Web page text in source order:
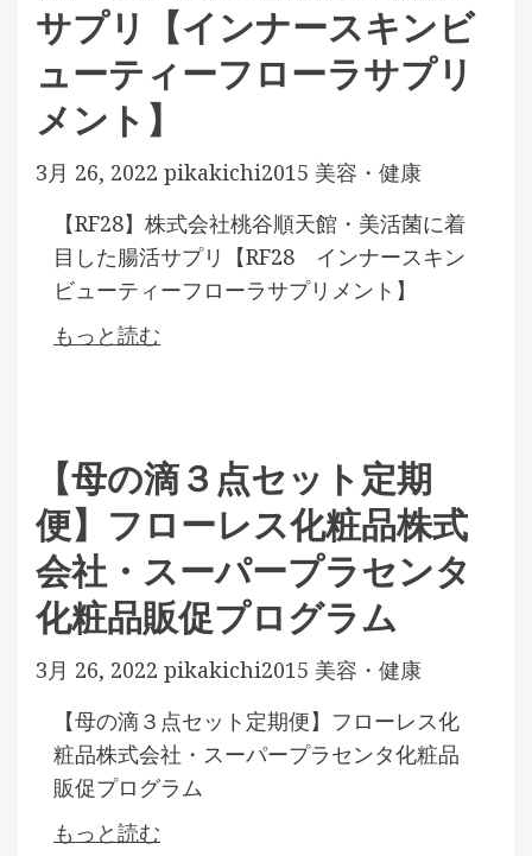
サプリ【インナースキンビ
ューティーフローラサプリ
メント】
3月 26, 2022 pikakichi2015 美容・健康
【RF28】株式会社桃谷順天館・美活菌に着
目した腸活サプリ【RF28 インナースキン
ビューティーフローラサプリメント】
もっと読む
【母の滴３点セット定期
便】フローレス化粧品株式
会社・スーパープラセンタ
化粧品販促プログラム
3月 26, 2022 pikakichi2015 美容・健康
【母の滴３点セット定期便】フローレス化
粧品株式会社・スーパープラセンタ化粧品
販促プログラム
もっと読む